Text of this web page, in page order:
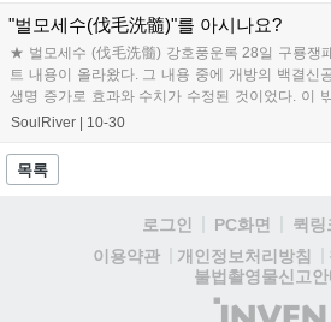
"벌모세수(伐毛洗髓)"를 아시나요?
★ 벌모세수 (伐毛洗髓) 강호풍운록 28일 구룡쟁
트 내용이 올라왔다. 그 내용 중에 개방의 백결신
생명 증가로 효과와 수치가 수정된 것이었다. 이
하여, 적용 받을 수 없게 수...
SoulRiver 10-30
목록
로그인 PC화면 퀵링
이용약관
개인정보처리방침
불법촬영물신고안
(주)